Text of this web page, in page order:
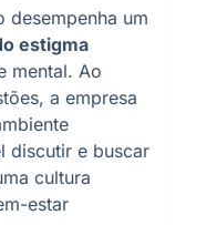
desempenha um
estigma
mental. Ao
a empresa
discutir e buscar
cultura
estar